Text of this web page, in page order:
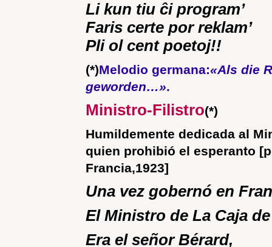
Li kun tiu ĉi program’
Faris certe por reklam’
Pli ol cent poetoj!!
(*)Melodio germana:«Als die
geworden…».
Ministro-Filistro(*)
Humildemente dedicada al
quien prohibió el esperanto
Francia,1923]
Una vez gobernó en
El Ministro de La Caja
Era el señor Bérard,